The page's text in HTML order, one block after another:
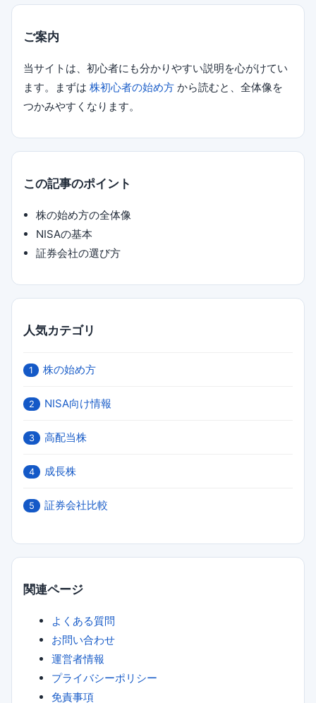
ご案内
当サイトは、初心者にも分かりやすい説明を心がけてい
ます。まずは 株初心者の始め方 から読むと、全体像を
つかみやすくなります。
この記事のポイント
株の始め方の全体像
NISAの基本
証券会社の選び方
人気カテゴリ
1 株の始め方
2 NISA向け情報
3 高配当株
4 成長株
5 証券会社比較
関連ページ
よくある質問
お問い合わせ
運営者情報
プライバシーポリシー
免責事項